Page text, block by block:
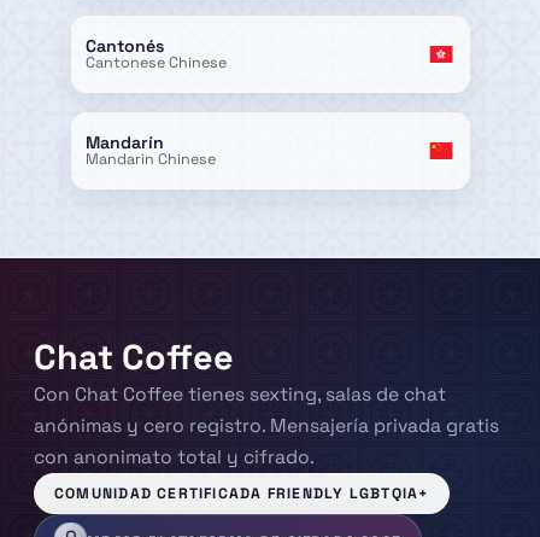
Cantonés
Cantonese Chinese
Mandarín
Mandarin Chinese
Chat Coffee
Con Chat Coffee tienes sexting, salas de chat
anónimas y cero registro. Mensajería privada gratis
con anonimato total y cifrado.
COMUNIDAD CERTIFICADA FRIENDLY LGBTQIA+